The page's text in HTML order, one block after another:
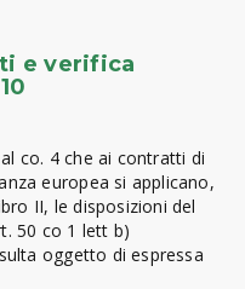
e verifica
co. 4 che ai contratti di
europea si applicano,
II, le disposizioni del
50 co 1 lett b)
oggetto di espressa